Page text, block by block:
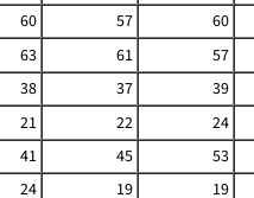
60 57 60
63 61 57
38 37 39
21 22 24
41 45 53
24 19 19